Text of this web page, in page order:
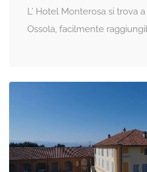
L’ Hotel Monterosa si trova
Ossola, facilmente